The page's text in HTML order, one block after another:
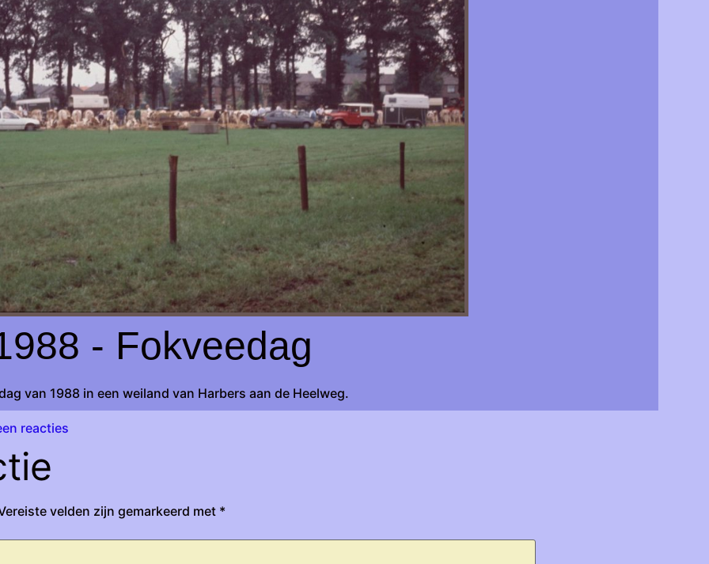
- Fokveedag
van 1988 in een weiland van Harbers aan de Heelweg.
reacties
velden zijn gemarkeerd met *